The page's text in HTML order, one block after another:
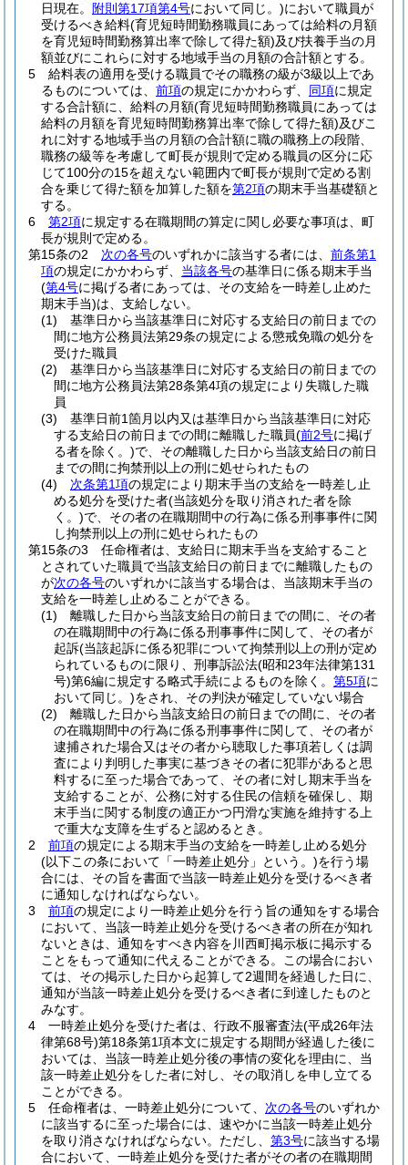
日現在。
附則第17項第4号において同じ。)において職員が
受けるべき給料(育児短時間勤務職員にあっては給料の月額
を育児短時間勤務算出率で除して得た額)及び扶養手当の月
額並びにこれらに対する地域手当の月額の合計額とする。
5
給料表の適用を受ける職員でその職務の級が3級以上であ
るものについては、 前項の規定にかかわらず、 同項に規定
する合計額に、給料の月額(育児短時間勤務職員にあっては
給料の月額を育児短時間勤務算出率で除して得た額)及びこ
れに対する地域手当の月額の合計額に職の職務上の段階、
職務の級等を考慮して町長が規則で定める職員の区分に応
じて100分の15を超えない範囲内で町長が規則で定める割
合を乗じて得た額を加算した額を第2項の期末手当基礎額と
する。
6
第2項に規定する在職期間の算定に関し必要な事項は、町
長が規則で定める。
第15条の2
次の各号のいずれかに該当する者には、 前条第1
項の規定にかかわらず、 当該各号の基準日に係る期末手当
(第4号に掲げる者にあっては、その支給を一時差し止めた
期末手当)は、支給しない。
(1)
基準日から当該基準日に対応する支給日の前日までの
間に地方公務員法第29条の規定による懲戒免職の処分を
受けた職員
(2)
基準日から当該基準日に対応する支給日の前日までの
間に地方公務員法第28条第4項の規定により失職した職
員
(3)
基準日前1箇月以内又は基準日から当該基準日に対応
する支給日の前日までの間に離職した職員(前2号に掲げ
る者を除く。)で、その離職した日から当該支給日の前日
までの間に拘禁刑以上の刑に処せられたもの
(4)
次条第1項の規定により期末手当の支給を一時差し止
める処分を受けた者(当該処分を取り消された者を除
く。)で、その者の在職期間中の行為に係る刑事事件に関
し拘禁刑以上の刑に処せられたもの
第15条の3
任命権者は、支給日に期末手当を支給すること
とされていた職員で当該支給日の前日までに離職したもの
が次の各号のいずれかに該当する場合は、当該期末手当の
支給を一時差し止めることができる。
(1)
離職した日から当該支給日の前日までの間に、その者
の在職期間中の行為に係る刑事事件に関して、その者が
起訴(当該起訴に係る犯罪について拘禁刑以上の刑が定め
られているものに限り、刑事訴訟法(昭和23年法律第131
号)第6編に規定する略式手続によるものを除く。 第5項に
おいて同じ。)をされ、その判決が確定していない場合
(2)
離職した日から当該支給日の前日までの間に、その者
の在職期間中の行為に係る刑事事件に関して、その者が
逮捕された場合又はその者から聴取した事項若しくは調
査により判明した事実に基づきその者に犯罪があると思
料するに至った場合であって、その者に対し期末手当を
支給することが、公務に対する住民の信頼を確保し、期
末手当に関する制度の適正かつ円滑な実施を維持する上
で重大な支障を生ずると認めるとき。
2
前項の規定による期末手当の支給を一時差し止める処分
(以下この条において「一時差止処分」という。)を行う場
合には、その旨を書面で当該一時差止処分を受けるべき者
に通知しなければならない。
3
前項の規定により一時差止処分を行う旨の通知をする場合
において、当該一時差止処分を受けるべき者の所在が知れ
ないときは、通知をすべき内容を川西町掲示板に掲示する
ことをもって通知に代えることができる。
この場合におい
ては、その掲示した日から起算して2週間を経過した日に、
通知が当該一時差止処分を受けるべき者に到達したものと
みなす。
4
一時差止処分を受けた者は、行政不服審査法(平成26年法
律第68号)第18条第1項本文に規定する期間が経過した後に
おいては、当該一時差止処分後の事情の変化を理由に、当
該一時差止処分をした者に対し、その取消しを申し立てる
ことができる。
5
任命権者は、一時差止処分について、 次の各号のいずれか
に該当するに至った場合には、速やかに当該一時差止処分
を取り消さなければならない。 ただし、 第3号に該当する場
合において、一時差止処分を受けた者がその者の在職期間